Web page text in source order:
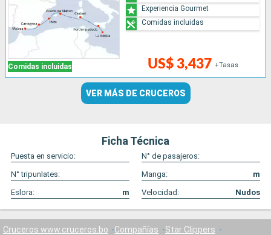
Comidas incluidas US$ 3,437 +Tasas
Experiencia Gourmet
Comidas incluidas
VER MÁS DE CRUCEROS
Ficha Técnica
Puesta en servicio:
N° de pasajeros:
N° tripunlates:
Manga:
m
Eslora:
m Velocidad: Nudos
Cruceros www.cruceros.bo Compañías
Star Clippers